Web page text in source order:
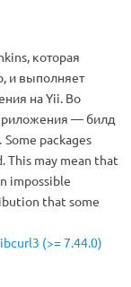
которая
и выполняет
на Yii. Во
— билд
packages
This may mean that
impossible
that some
(>= 7.44.0)